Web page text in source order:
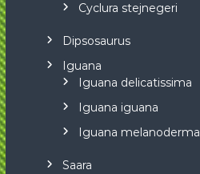
Cyclura stejnegeri
Dipsosaurus
Iguana
Iguana delicatissima
Iguana iguana
Iguana melanoderma
Saara